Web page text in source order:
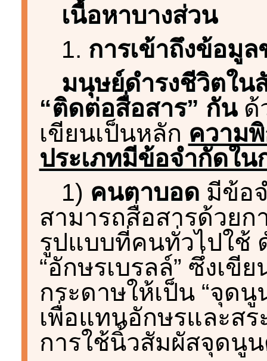
เนื้อหาบางส่วน
1. การเข้าถึงข้อมู
มนุษย์ดำรงชีวิตใน
“ติดต่อสื่อสาร” กันด้
เขียนเป็นหลัก ความ
ประเภทมีข้อจำกัดใน
1) คนตาบอด มีข้อ
สามารถสื่อสารด้วย
รูปแบบที่คนทั่วไปใช้
“อักษรเบรลล์” ซึ่งเ
กระดาษให้เป็น “จุด
เพื่อแทนอักษรและส
การใช้นิ้วสัมผัสจุดนู